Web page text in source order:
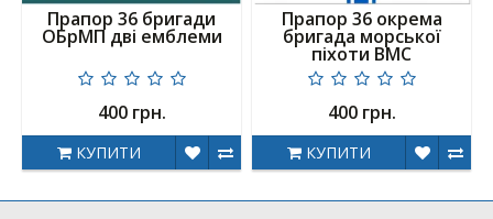
Прапор 36 бригади
ОБрМП дві емблеми
400 грн.
КУПИТИ
Прапор 36 окрема
бригада морської
піхоти ВМС
400 грн.
КУПИТИ